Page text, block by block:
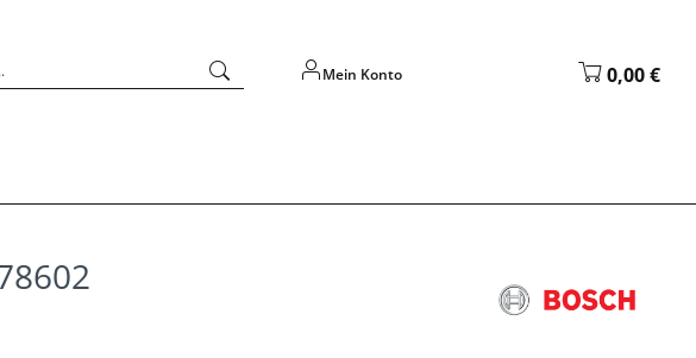
Mein Konto 0,00 €